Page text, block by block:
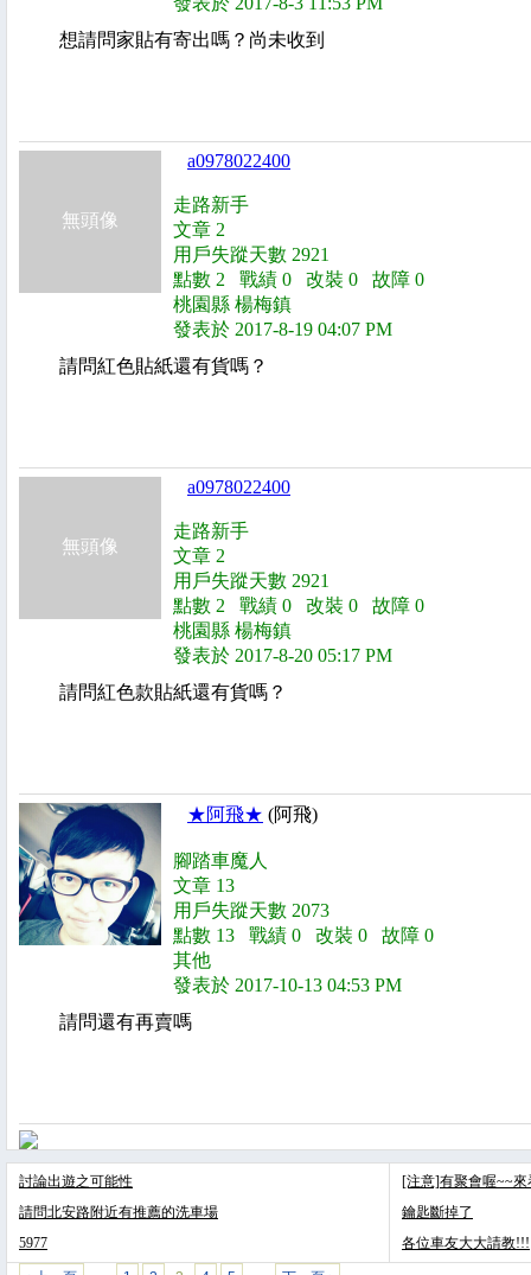
想請問家貼有寄出嗎？尚未收到
無頭像
a0978022400
走路新手
文章 2
用戶失蹤天數 2921
點數 2 戰績 0 改裝 0 故障 0
桃園縣 楊梅鎮
發表於 2017-8-19 04:07 PM
請問紅色貼紙還有貨嗎？
無頭像
a0978022400
走路新手
文章 2
用戶失蹤天數 2921
點數 2 戰績 0 改裝 0 故障 0
桃園縣 楊梅鎮
發表於 2017-8-20 05:17 PM
請問紅色款貼紙還有貨嗎？
★阿飛★ (阿飛)
腳踏車魔人
文章 13
用戶失蹤天數 2073
點數 13 戰績 0 改裝 0 故障 0
其他
發表於 2017-10-13 04:53 PM
請問還有再賣嗎
討論出遊之可能性
請問北安路附近有推薦的洗車場
5977
[注意]有聚會喔~~來
鑰匙斷掉了
各位車友大大請教!!!